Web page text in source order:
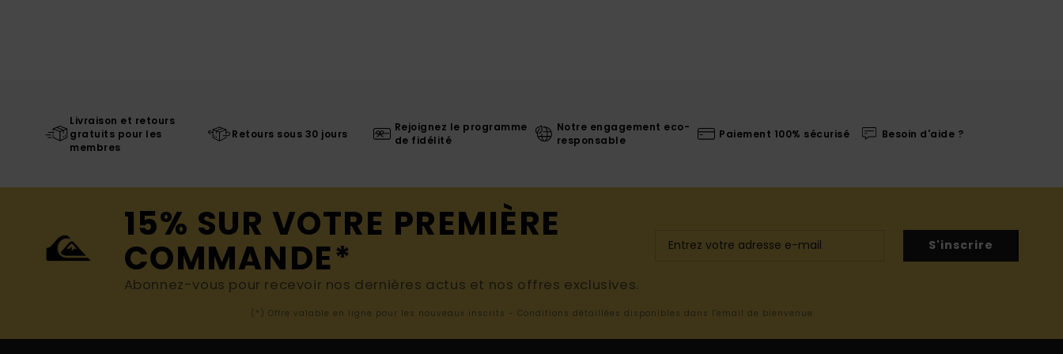
Livraison et retours
gratuits pour les
membres
Retours sous 30 jours
Rejoignez le programme
de fidélité
Notre engagement eco-
responsable
Paiement 100% sécurisé Besoin d'aide ?
15% SUR VOTRE PREMIÈRE
COMMANDE*
Abonnez-vous pour recevoir nos dernières actus et nos offres exclusives.
S'inscrire
(*) Offre valable en ligne pour les nouveaux inscrits - Conditions détaillées disponibles dans l'email de bienvenue